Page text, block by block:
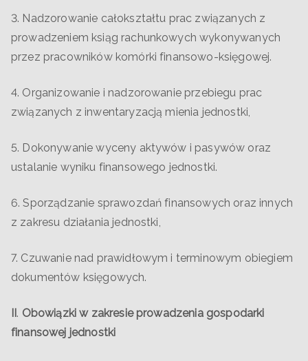
3. Nadzorowanie całokształtu prac związanych z
prowadzeniem ksiąg rachunkowych wykonywanych
przez pracowników komórki finansowo-księgowej.
4. Organizowanie i nadzorowanie przebiegu prac
związanych z inwentaryzacją mienia jednostki,
5. Dokonywanie wyceny aktywów i pasywów oraz
ustalanie wyniku finansowego jednostki.
6. Sporządzanie sprawozdań finansowych oraz innych
z zakresu działania jednostki,
7. Czuwanie nad prawidłowym i terminowym obiegiem
dokumentów księgowych.
II. Obowiązki w zakresie prowadzenia gospodarki
finansowej jednostki